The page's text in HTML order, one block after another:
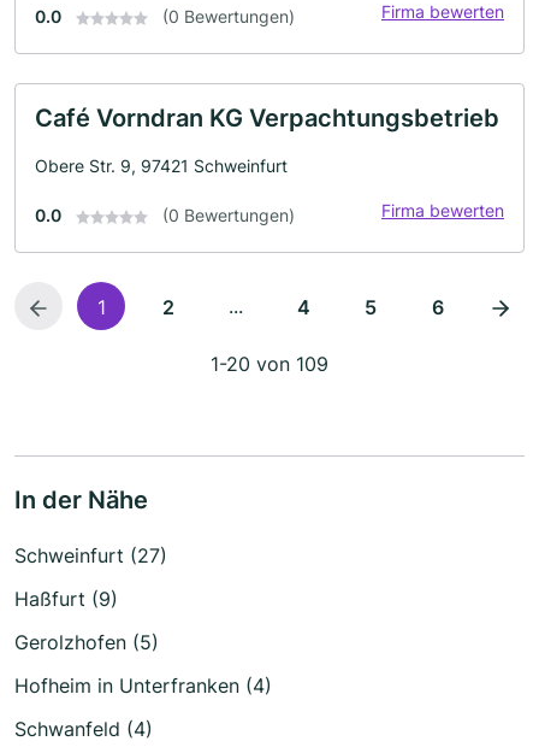
0.0 (0 Bewertungen) Firma bewerten
Café Vorndran KG Verpachtungsbetrieb
Obere Str. 9, 97421 Schweinfurt
0.0 (0 Bewertungen) Firma bewerten
1 2 ... 4 5 6
1-20 von 109
In der Nähe
Schweinfurt (27)
Haßfurt (9)
Gerolzhofen (5)
Hofheim in Unterfranken (4)
Schwanfeld (4)